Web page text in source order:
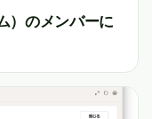
）のメンバーに